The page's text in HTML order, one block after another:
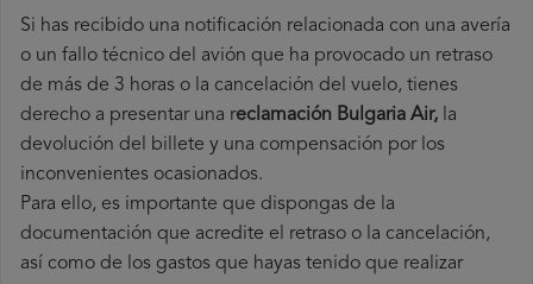
Si has recibido una notificación relacionada con una avería
o un fallo técnico del avión que ha provocado un retraso
de más de 3 horas o la cancelación del vuelo, tienes
derecho a presentar una reclamación Bulgaria Air, la
devolución del billete y una compensación por los
inconvenientes ocasionados.
Para ello, es importante que dispongas de la
documentación que acredite el retraso o la cancelación,
así como de los gastos que hayas tenido que realizar